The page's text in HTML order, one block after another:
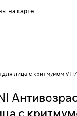
на карте
лица с критмумом
с